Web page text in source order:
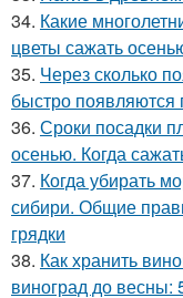
34. Какие
цветы сажать
35. Через сколько
быстро
36. Сроки посадки
осенью. Когда
37. Когда убирать
сибири. Общие
грядки
38. Как хранить
виноград до весны: